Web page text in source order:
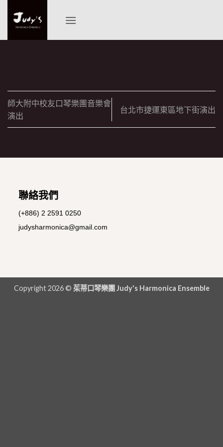
content
師大附中校友口琴樂團音樂會
演出
台北市捷運東區地下街演出
聯絡我們
(+886) 2 2591 0250
judysharmonica@gmail.com
Copyright 2026 © 茱蒂口琴樂團 Judy's Harmonica Ensemble